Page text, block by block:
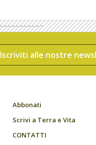
Iscriviti alle nostre
Abbonati
Scrivi a Terra e Vita
CONTATTI